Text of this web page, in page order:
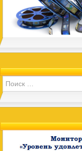
Search for: